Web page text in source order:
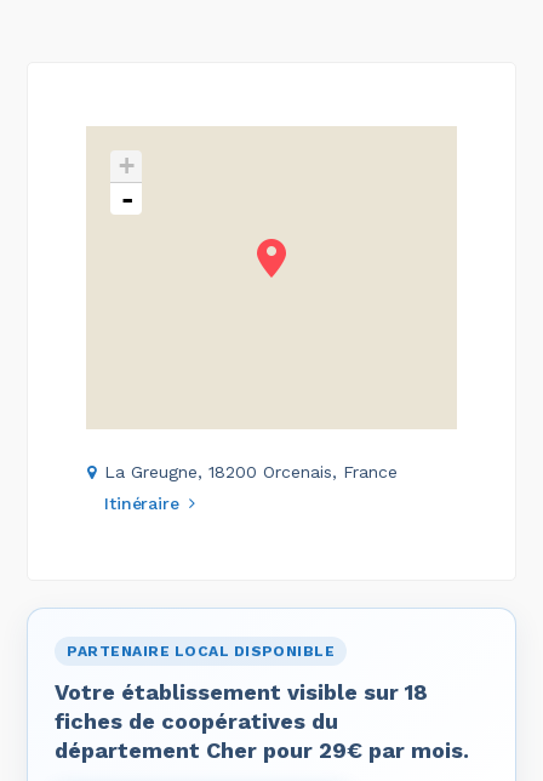
+
-
La Greugne, 18200 Orcenais, France
Itinéraire
PARTENAIRE LOCAL DISPONIBLE
Votre établissement visible sur 18
fiches de coopératives du
département Cher pour 29€ par mois.